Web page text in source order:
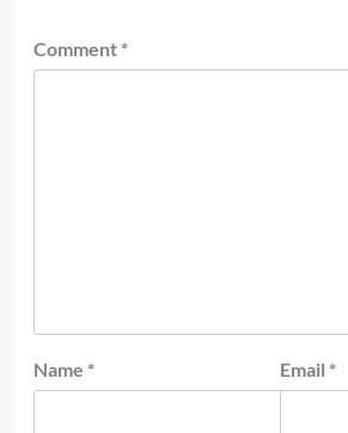
Comment *
Name * Email *